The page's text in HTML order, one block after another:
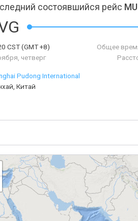
состоявшийся рейс
CST(GMT +8)
четверг
Общее
Pudong International
Китай